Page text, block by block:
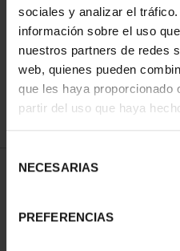
sociales y analizar el
información sobre el uso
nuestros partners de redes
web, quienes pueden
que les haya proporcionado
partir del uso que haya
NECESARIAS
PREFERENCIAS
SORT BY:
2 Products found